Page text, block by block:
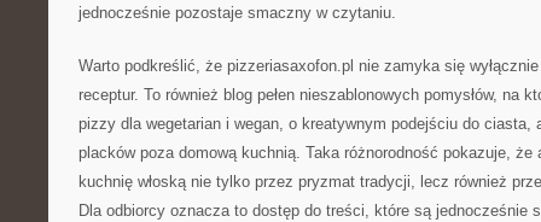
jednocześnie pozostaje smaczny w czytaniu.
Warto podkreślić, że pizzeriasaxofon.pl nie zamyka się
receptur. To również blog pełen nieszablonowych pomysłów, na
pizzy dla wegetarian i wegan, o kreatywnym podejściu do ciasta,
placków poza domową kuchnią. Taka różnorodność pokazuje, że
kuchnię włoską nie tylko przez pryzmat tradycji, lecz również
Dla odbiorcy oznacza to dostęp do treści, które są jednocześnie